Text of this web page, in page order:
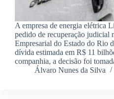
A empresa de energia elétrica
pedido de recuperação judicial
Empresarial do Estado do Rio
dívida estimada em R$ 11
companhia, a decisão foi
Álvaro Nunes da Silva